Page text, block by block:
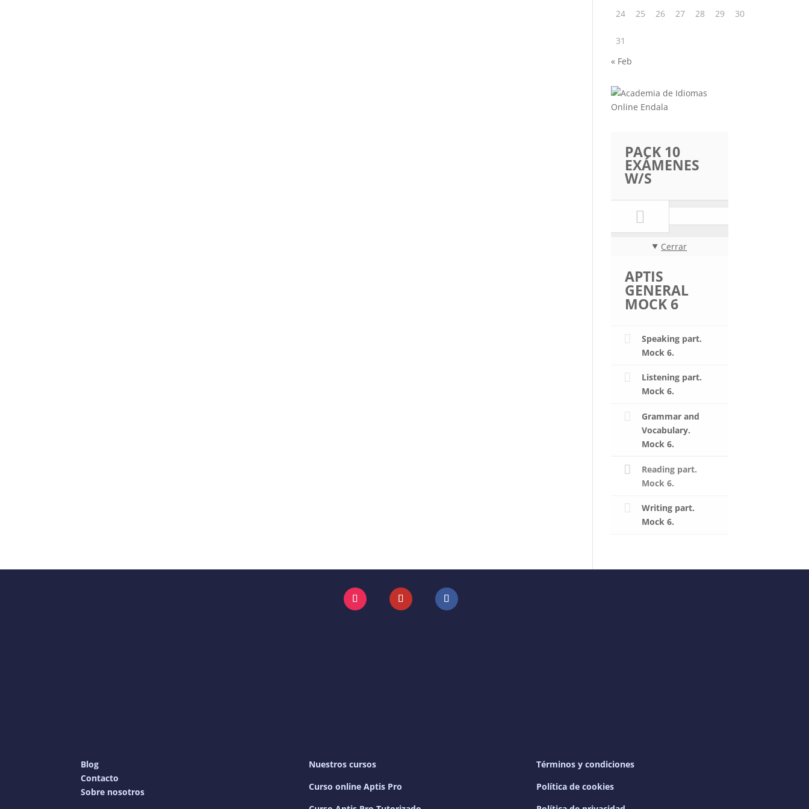
24 25 26 27 28 29 30
31
« Feb
PACK 10
EXÁMENES
W/S
Cerrar
APTIS
GENERAL
MOCK 6
Speaking part.
Mock 6.
Listening part.
Mock 6.
Grammar and
Vocabulary.
Mock 6.
Reading part.
Mock 6.
Writing part.
Mock 6.
Instagram YouTube Facebook
Blog
Contacto
Sobre nosotros
Nuestros cursos
Curso online Aptis Pro
Términos y condiciones
Política de cookies